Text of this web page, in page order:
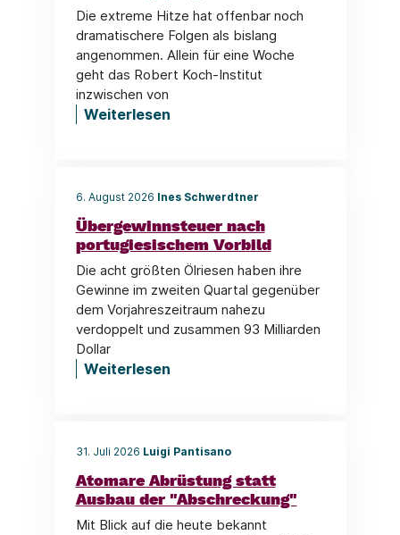
Die extreme Hitze hat offenbar noch
dramatischere Folgen als bislang
angenommen. Allein für eine Woche
geht das Robert Koch-Institut
inzwischen von
Weiterlesen
6. August 2026 Ines Schwerdtner
Übergewinnsteuer nach
portugiesischem Vorbild
Die acht größten Ölriesen haben ihre
Gewinne im zweiten Quartal gegenüber
dem Vorjahreszeitraum nahezu
verdoppelt und zusammen 93 Milliarden
Dollar
Weiterlesen
31. Juli 2026 Luigi Pantisano
Atomare Abrüstung statt
Ausbau der "Abschreckung"
Mit Blick auf die heute bekannt